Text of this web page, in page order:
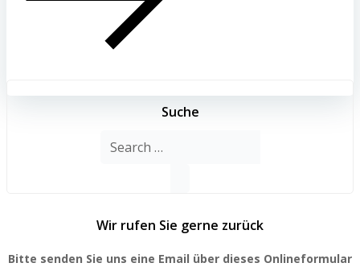
Suche
Search
Wir rufen Sie gerne zurück
Bitte senden Sie uns eine Email über dieses Onlineformular